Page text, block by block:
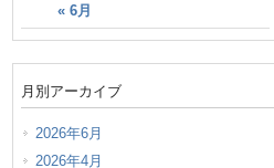
« 6月
月別アーカイブ
2026年6月
2026年4月